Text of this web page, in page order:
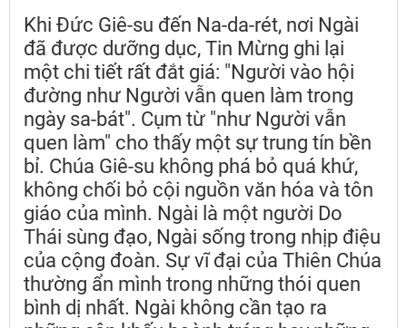
Khi Đức Giê-su đến Na-da-rét, nơi Ngài
đã được dưỡng dục, Tin Mừng ghi lại
một chi tiết rất đắt giá: "Người vào hội
đường như Người vẫn quen làm trong
ngày sa-bát". Cụm từ "như Người vẫn
quen làm" cho thấy một sự trung tín bền
bỉ. Chúa Giê-su không phá bỏ quá khứ,
không chối bỏ cội nguồn văn hóa và tôn
giáo của mình. Ngài là một người Do
Thái sùng đạo, Ngài sống trong nhịp điệu
của cộng đoàn. Sự vĩ đại của Thiên Chúa
thường ẩn mình trong những thói quen
bình dị nhất. Ngài không cần tạo ra